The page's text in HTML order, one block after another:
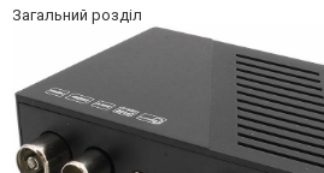
Загальний розділ